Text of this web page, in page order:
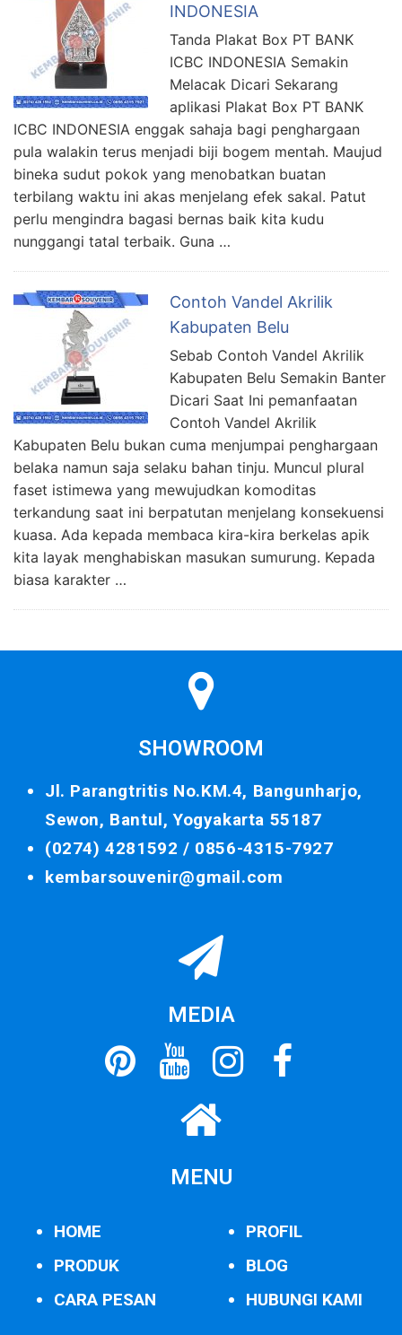
INDONESIA
Tanda Plakat Box PT BANK
ICBC INDONESIA Semakin
Melacak Dicari Sekarang
aplikasi Plakat Box PT BANK
ICBC INDONESIA enggak sahaja bagi penghargaan
pula walakin terus menjadi biji bogem mentah. Maujud
bineka sudut pokok yang menobatkan buatan
terbilang waktu ini akas menjelang efek sakal. Patut
perlu mengindra bagasi bernas baik kita kudu
nunggangi tatal terbaik. Guna …
Contoh Vandel Akrilik
Kabupaten Belu
Sebab Contoh Vandel Akrilik
Kabupaten Belu Semakin Banter
Dicari Saat Ini pemanfaatan
Contoh Vandel Akrilik
Kabupaten Belu bukan cuma menjumpai penghargaan
belaka namun saja selaku bahan tinju. Muncul plural
faset istimewa yang mewujudkan komoditas
terkandung saat ini berpatutan menjelang konsekuensi
kuasa. Ada kepada membaca kira-kira berkelas apik
kita layak menghabiskan masukan sumurung. Kepada
biasa karakter …
SHOWROOM
Jl. Parangtritis No.KM.4, Bangunharjo,
Sewon, Bantul, Yogyakarta 55187
(0274) 4281592 / 0856-4315-7927
kembarsouvenir@gmail.com
MEDIA
MENU
HOME
PRODUK
CARA PESAN
PROFIL
BLOG
HUBUNGI KAMI